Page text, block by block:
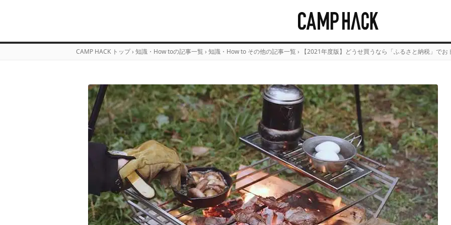
CAMP HACK トップ › 知識・How toの記事一覧 › 知識・How to その他の記事一覧 › 【2021年度版】どうせ買うなら「ふるさと納税」でお